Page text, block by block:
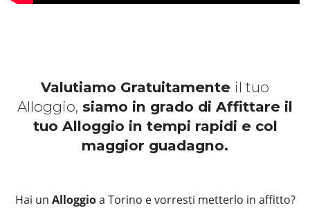
Valutiamo Gratuitamente il tuo
Alloggio, siamo in grado di Affittare il
tuo Alloggio in tempi rapidi e col
maggior guadagno.
Hai un Alloggioa Torino e vorresti metterlo in affitto?